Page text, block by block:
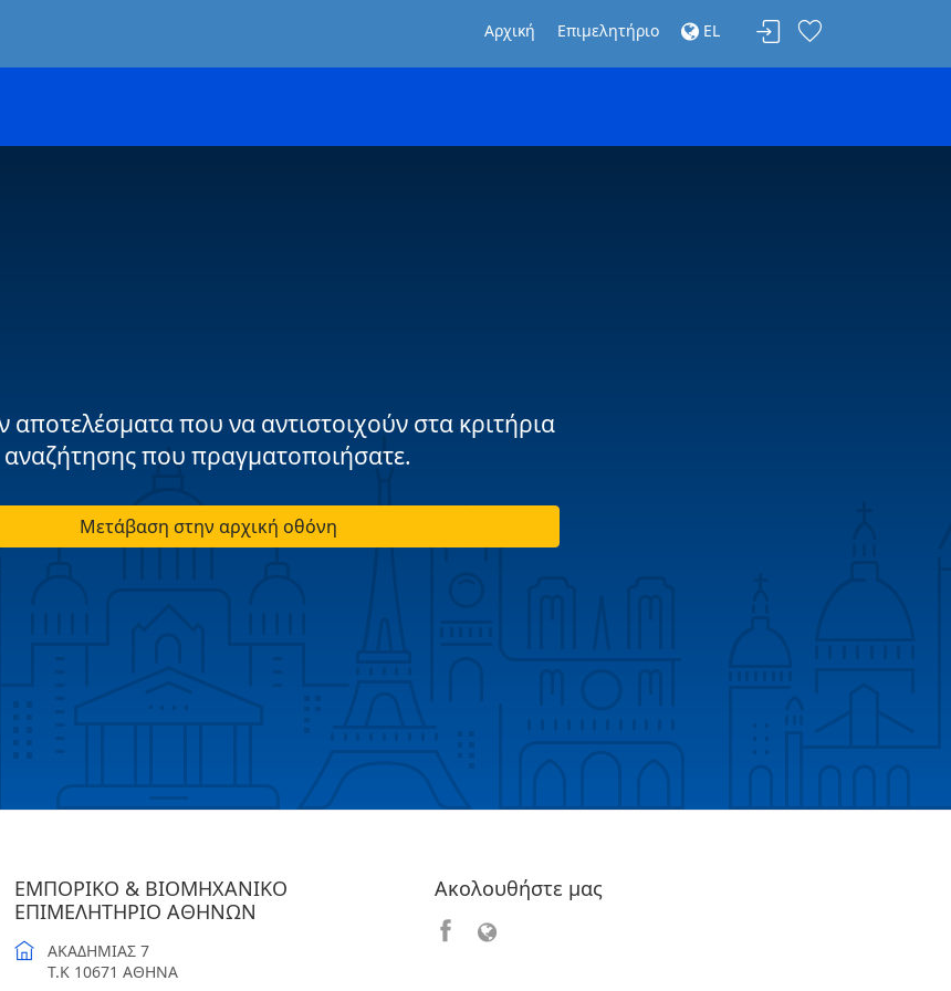
Αρχική Επιμελητήριο EL
αποτελέσματα που να αντιστοιχούν στα κριτήρια
αναζήτησης που πραγματοποιήσατε.
Μετάβαση στην αρχική οθόνη
ΕΜΠΟΡΙΚΟ & ΒΙΟΜΗΧΑΝΙΚΟ
ΕΠΙΜΕΛΗΤΗΡΙΟ ΑΘΗΝΩΝ
ΑΚΑΔΗΜΙΑΣ 7
T.K 10671 ΑΘΗΝΑ
Ακολουθήστε μας